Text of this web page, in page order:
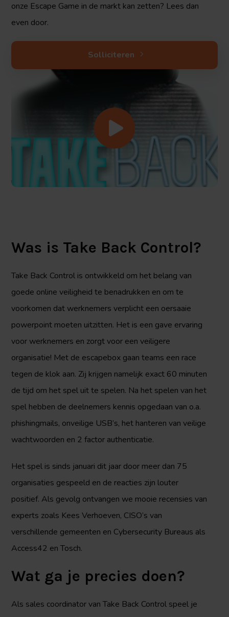
onze Escape Game in de markt kan zetten? Lees dan
even door.
Solliciteren
Bekijk
Was is Take Back Control?
Take Back Control is ontwikkeld om het belang van
goede online veiligheid te benadrukken en om te
voorkomen dat werknemers verplicht een oersaaie
powerpoint moeten uitzitten. Het is een gave ervaring
voor werknemers en zorgt voor een veiligere
organisatie! Met de escapebox gaan teams een race
tegen de klok aan. Zij krijgen namelijk exact 60 minuten
de tijd om het spel uit te spelen. Na het spelen van het
spel hebben de deelnemers kennis opgedaan van o.a.
phishingmails, onveilige USB’s, het hanteren van veilige
wachtwoorden en 2 factor authenticatie.
Het spel is sinds januari dit jaar door meer dan 75
organisaties gespeeld en de reacties zijn louter
positief. Als gevolg ontvangen we mooie recensies van
experts zoals Kees Verhoeven, CISO’s van
verschillende gemeenten en Cybersecurity Bureaus als
Access42 en Tosch.
Wat ga je precies doen?
Als sales coordinator van Take Back Control speel je